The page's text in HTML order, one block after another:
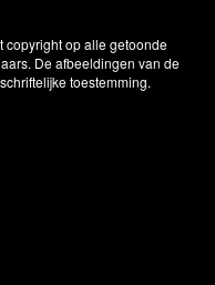
copyright op alle getoonde
De afbeeldingen van de
toestemming.